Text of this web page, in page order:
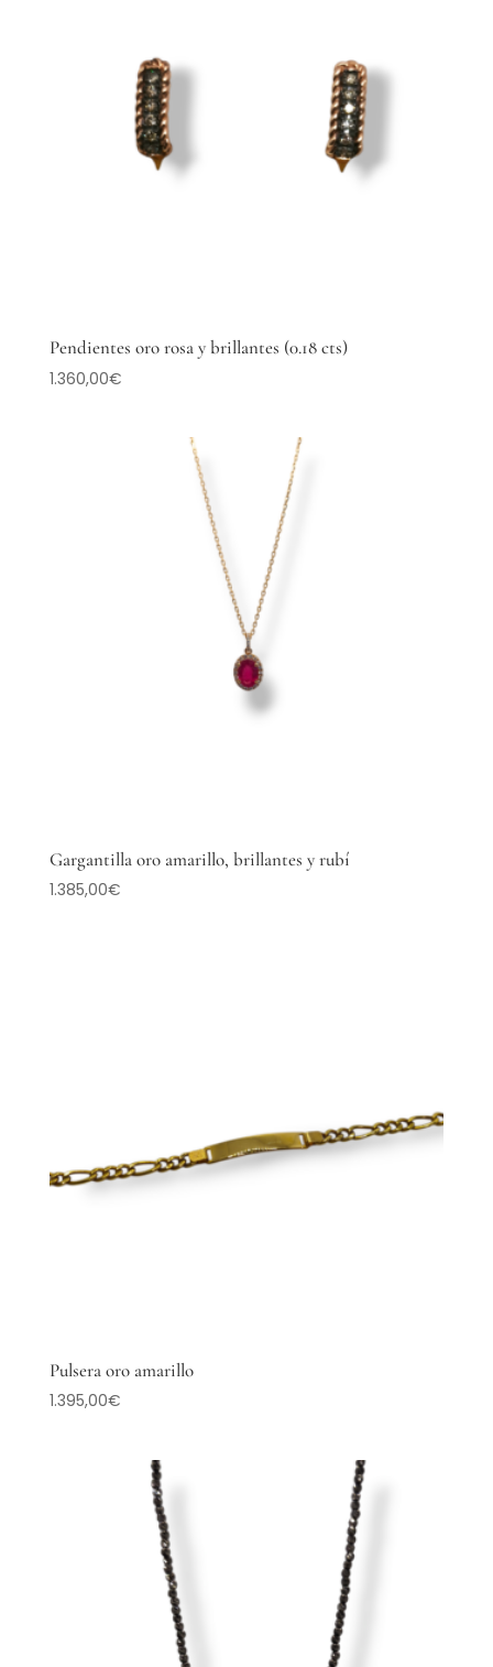
Pendientes oro rosa y brillantes (0.18 cts)
1.360,00€
Gargantilla oro amarillo, brillantes y rubí
1.385,00€
Pulsera oro amarillo
1.395,00€